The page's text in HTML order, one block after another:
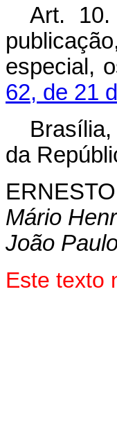
Art. 10.
especial,
62, de 21
da
Mário
João
Este texto